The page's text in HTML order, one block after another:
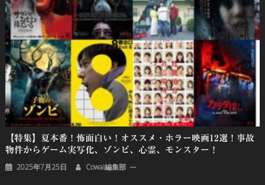
ン
【特集】夏本番！怖面白い！オススメ・ホラー映画12選！事故
物件からゲーム実写化、ゾンビ、心霊、モンスター！
2025年7月25日 Cowai編集部